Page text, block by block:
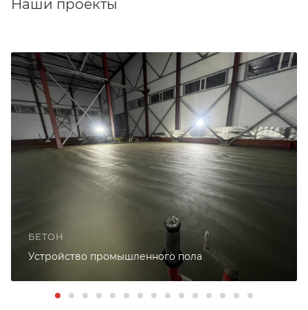
Наши проекты
БЕТОН
Устройство промышленного пола